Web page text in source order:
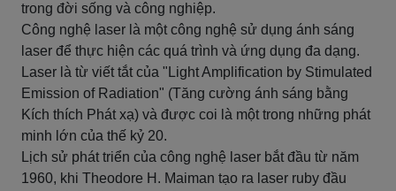
trong đời sống và công nghiệp.
Công nghệ laser là một công nghệ sử dụng ánh sáng
laser để thực hiện các quá trình và ứng dụng đa dạng.
Laser là từ viết tắt của "Light Amplification by Stimulated
Emission of Radiation" (Tăng cường ánh sáng bằng
Kích thích Phát xạ) và được coi là một trong những phát
minh lớn của thế kỷ 20.
Lịch sử phát triển của công nghệ laser bắt đầu từ năm
1960, khi Theodore H. Maiman tạo ra laser ruby đầu